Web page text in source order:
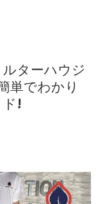
ターハウジ
単でわかり
ド!